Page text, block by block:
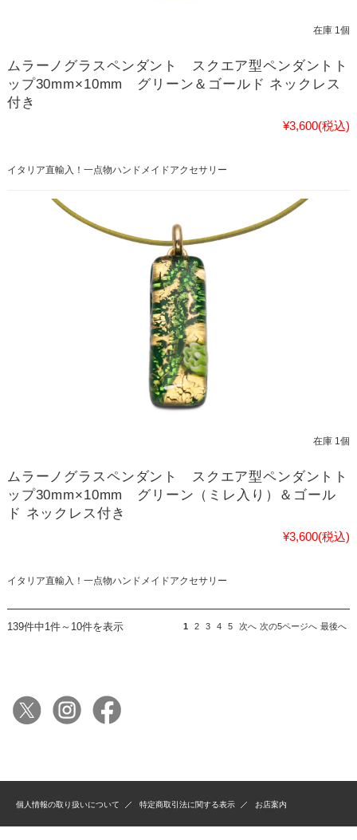
在庫 1個
ムラーノグラスペンダント スクエア型ペンダントト
ップ30mm×10mm グリーン＆ゴールド ネックレス
付き
¥3,600(税込)
イタリア直輸入！一点物ハンドメイドアクセサリー
在庫 1個
ムラーノグラスペンダント スクエア型ペンダントト
ップ30mm×10mm グリーン（ミレ入り）＆ゴール
ド ネックレス付き
¥3,600(税込)
イタリア直輸入！一点物ハンドメイドアクセサリー
139件中1件～10件を表示 1 2 3 4 5 次へ 次の5ページへ 最後へ
個人情報の取り扱いについて 特定商取引法に関する表示 お店案内